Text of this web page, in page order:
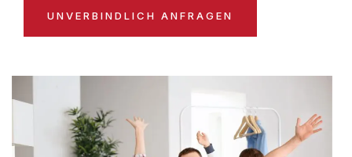
UNVERBINDLICH ANFRAGEN